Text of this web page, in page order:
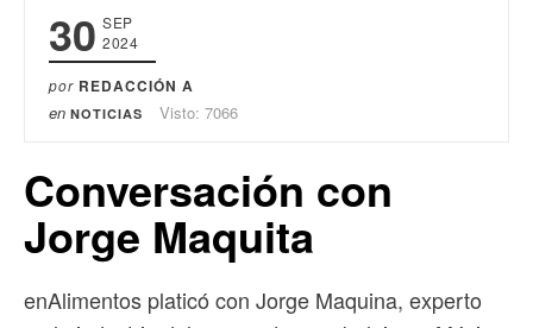
30 SEP
2024
por REDACCIÓN A
en NOTICIAS Visto: 7066
Conversación con
Jorge Maquita
enAlimentos platicó con Jorge Maquina, experto